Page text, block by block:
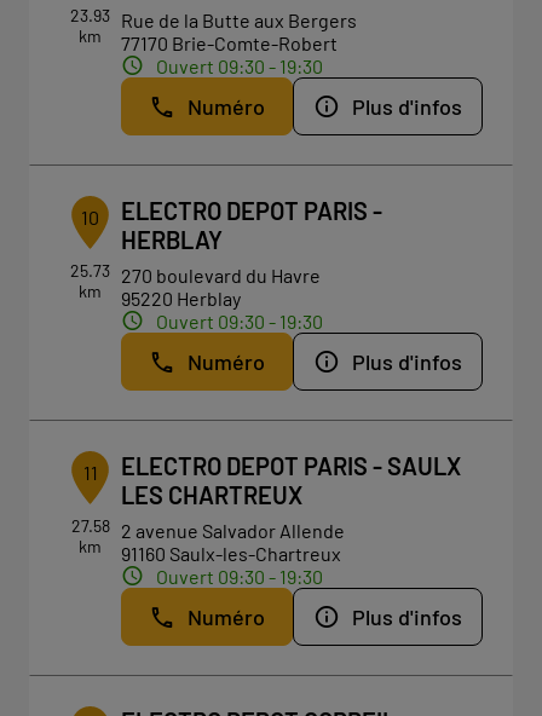
23.93
km
Rue de la Butte aux Bergers
77170 Brie-Comte-Robert
Ouvert 09:30 - 19:30
Numéro Plus d'infos
10
25.73
km
ELECTRO DEPOT PARIS -
HERBLAY
270 boulevard du Havre
95220 Herblay
Ouvert 09:30 - 19:30
Numéro Plus d'infos
11
27.58
km
ELECTRO DEPOT PARIS - SAULX
LES CHARTREUX
2 avenue Salvador Allende
91160 Saulx-les-Chartreux
Ouvert 09:30 - 19:30
Numéro Plus d'infos